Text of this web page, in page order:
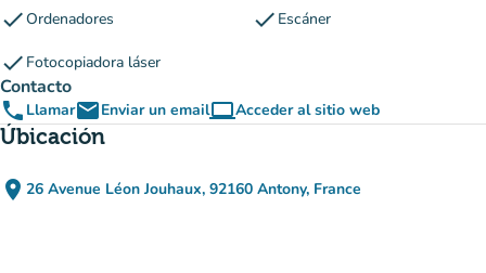
checkOrdenadores check Escáner
check Fotocopiadora láser
Contacto
phone LlamaremailEnviar un emailcomputerAcceder al sitio web
(nueva pestaña)
Úbicación
place 26 Avenue Léon Jouhaux, 92160 Antony, France
(abrir en Google Maps)
(nueva pestaña)